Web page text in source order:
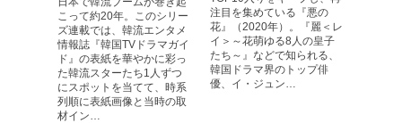
こって約20年。このシリー
ズ連載では、韓流エンタメ
情報誌『韓国TVドラマガイ
ド』の表紙を華やかに彩っ
た韓流スターたち1人ずつ
にスポットを当てて、時系
列順に表紙画像と当時の取
材イン…
注目を集めている『悪の
花』（2020年）。『麗＜レ
イ＞～花萌ゆる8人の皇子
たち～』などで知られる、
韓国ドラマ界のトップ俳
優、イ・ジュン…